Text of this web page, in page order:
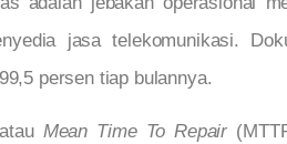
jasa telekomunikasi.
persen tiap bulannya.
Mean Time To Repair